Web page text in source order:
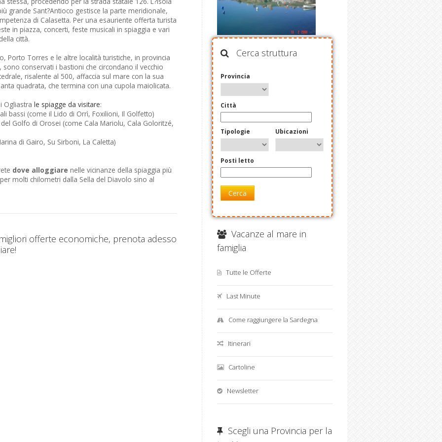
grande Sant?Antioco gestisce la parte meridionale,
di Calasetta. Per una esauriente offerta turista
in piazza, concerti, feste musicali in spiaggia e vari
città.
Porto Torres e le altre località turistiche, in provincia
conservati i bastioni che circondano il vecchio
risalente al 500, affaccia sul mare con la sua
quadrata, che termina con una cupola maiolicata.
Ogliastra le spiagge da visitare:
bassi (come il Lido di Orrì, Foxilioni, Il Golfetto)
Golfo di Orosei (come Cala Mariolu, Cala Goloritzé,
di Gairo, Su Sirboni, La Caletta)
dove alloggiare nelle vicinanze della spiaggia più
molti chilometri dalla Sella del Diavolo sino al
offerte economiche, prenota adesso
Cerca struttura
Provincia
Città
Tipologie Ubicazioni
Posti letto
Cerca
Vacanze al mare in
famiglia
Tutte le Offerte
Last Minute
Come raggiungere la Sardegna
Itinerari
Cartoline
Newsletter
Scegli una Provincia per la